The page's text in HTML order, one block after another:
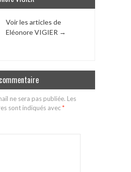
Voir les articles de
Eléonore VIGIER →
ne sera pas publiée. Les
sont indiqués avec*